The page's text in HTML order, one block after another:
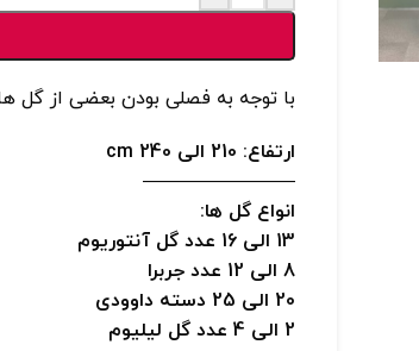
با توجه به فصلی بودن بعضی از گل ها، ممکن است 25 درصد
ارتفاع: 210
الی 240 cm
————————
انواع گل ها:
13 الی 16 عدد گل آنتوریوم
8 الی 12 عدد جربرا
20 الی 25 دسته داوودی
2 الی 4 عدد گل لیلیوم